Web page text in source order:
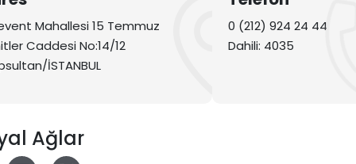
Mahallesi 15 Temmuz
Caddesi No:14/12
İSTANBUL
0 (212) 924 24 44
Dahili: 4035
Ağlar